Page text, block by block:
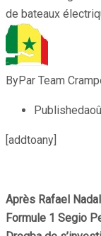
ByPar Team
Published
[addtoany]
Après Rafael
Formule 1 Segio